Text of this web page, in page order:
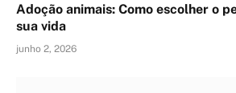
Adoção animais: Como escolher o
sua vida
junho 2, 2026